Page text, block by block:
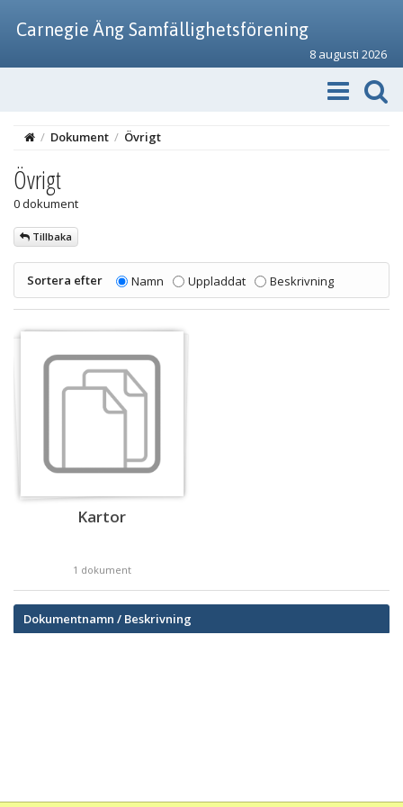
Carnegie Äng Samfällighetsförening
8 augusti 2026
/ Dokument / Övrigt
Övrigt
0 dokument
Tillbaka
Sortera efter Namn Uppladdat Beskrivning
Kartor
1 dokument
Dokumentnamn / Beskrivning